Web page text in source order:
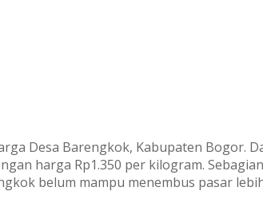
Desa Barengkok, Kabupaten Bogor.
harga Rp1.350 per kilogram.
belum mampu menembus pasar